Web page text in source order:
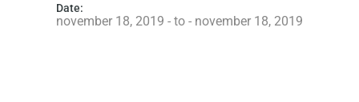
Date:
november 18, 2019 - to - november 18, 2019